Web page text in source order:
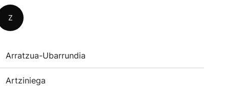
Z
Arratzua-Ubarrundia
Artziniega